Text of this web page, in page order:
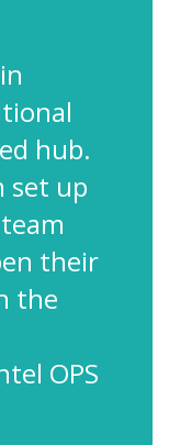
hub.
set up
their
the
OPS